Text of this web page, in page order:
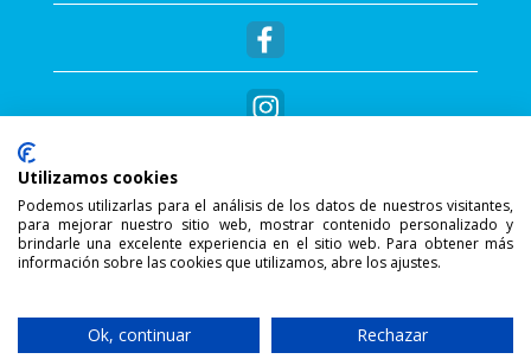
Copyright © 2026 - Sportalis®. Todos los
derechos reservados.
SSL Secure Connection
Utilizamos cookies
Podemos utilizarlas para el análisis de los datos de nuestros visitantes,
para mejorar nuestro sitio web, mostrar contenido personalizado y
brindarle una excelente experiencia en el sitio web. Para obtener más
información sobre las cookies que utilizamos, abre los ajustes.
Ok, continuar Rechazar